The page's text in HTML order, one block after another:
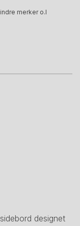
merker o.l
designet